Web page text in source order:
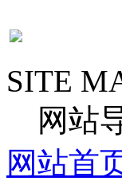
SITE
网站
网站首